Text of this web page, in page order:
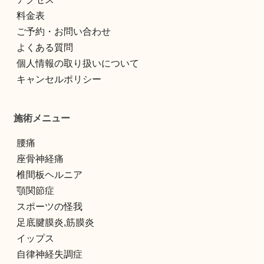
料金表
ご予約・お問い合わせ
よくある質問
個人情報の取り扱いについて
キャンセルポリシー
施術メニュー
腰痛
座骨神経痛
椎間板ヘルニア
顎関節症
スポーツの怪我
足底腱膜炎,筋膜炎
イップス
自律神経失調症